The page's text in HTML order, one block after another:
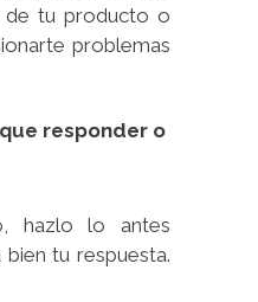
de tu producto o
problemas
responder o
hazlo lo antes
tu respuesta.